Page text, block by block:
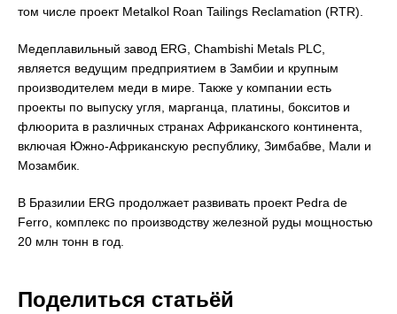
том числе проект Metalkol Roan Tailings Reclamation (RTR).
Медеплавильный завод ERG, Chambishi Metals PLC,
является ведущим предприятием в Замбии и крупным
производителем меди в мире. Также у компании есть
проекты по выпуску угля, марганца, платины, бокситов и
флюорита в различных странах Африканского континента,
включая Южно-Африканскую республику, Зимбабве, Мали и
Мозамбик.
В Бразилии ERG продолжает развивать проект Pedra de
Ferro, комплекс по производству железной руды мощностью
20 млн тонн в год.
Поделиться статьёй